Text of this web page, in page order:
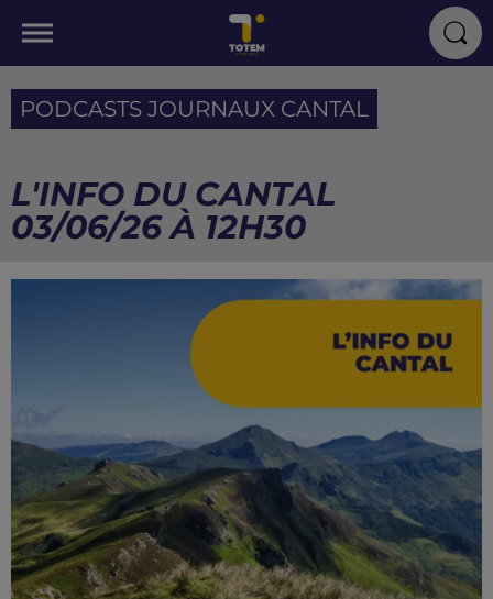
PODCASTS JOURNAUX CANTAL
L'INFO DU CANTAL
03/06/26 À 12H30